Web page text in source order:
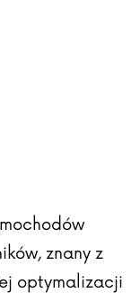
znany z
optymalizacji